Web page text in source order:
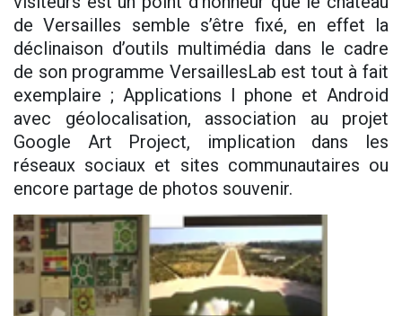
de Versailles semble s’être fixé, en effet la
déclinaison d’outils multimédia dans le cadre
de son programme VersaillesLab est tout à fait
exemplaire ; Applications I phone et Android
avec géolocalisation, association au projet
Google Art Project, implication dans les
réseaux sociaux et sites communautaires ou
encore partage de photos souvenir.